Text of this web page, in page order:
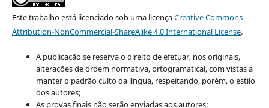
Este trabalho está licenciado sob uma licençaCreative Commons
Attribution-NonCommercial-ShareAlike 4.0 International License.
A publicação se reserva o direito de efetuar, nos originais,
alterações de ordem normativa, ortogramatical, com vistas a
manter o padrão culto da língua, respeitando, porém, o estilo
dos autores;
As provas finais não serão enviadas aos autores;